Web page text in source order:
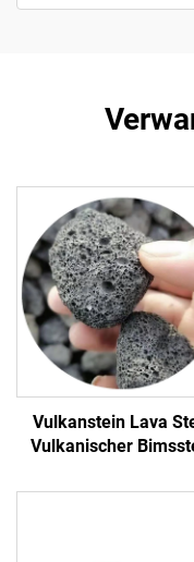
Vulkanstein Lava
Vulkanischer
Gartengestaltung